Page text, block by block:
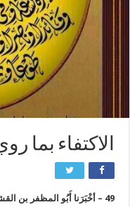
الاكتفاء بما
49 – أخْبَرَنا أَبُو المظفر بن